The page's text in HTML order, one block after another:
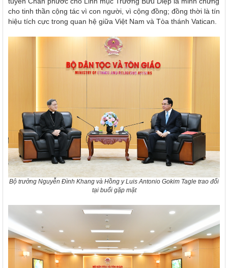
cho tinh thần cộng tác vì con người, vì cộng đồng; đồng thời là tín
hiệu tích cực trong quan hệ giữa Việt Nam và Tòa thánh Vatican.
Bộ trưởng Nguyễn Đình Khang và Hồng y Luis Antonio Gokim Tagle trao đổi
tại buổi gặp mặt